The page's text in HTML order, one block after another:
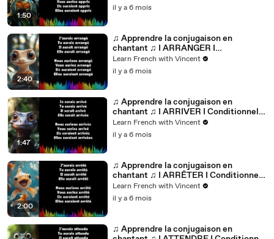
1:50
il y a 6 mois
2:40
♫ Apprendre la conjugaison en
chantant ♫ I ARRANGER I
Conditionnel Passé_
Learn French with Vincent
il y a 6 mois
1:47
♫ Apprendre la conjugaison en
chantant ♫ I ARRIVER I Conditionnel
Passé_
Learn French with Vincent
il y a 6 mois
2:00
♫ Apprendre la conjugaison en
chantant ♫ I ARRÊTER I Conditionnel
Passé_
Learn French with Vincent
il y a 6 mois
♫ Apprendre la conjugaison en